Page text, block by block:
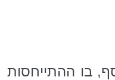
בו ההתייחסות